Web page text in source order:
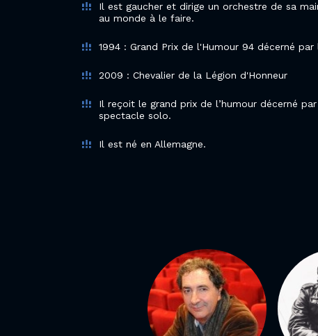
Il est gaucher et dirige un orchestre de sa
au monde à le faire.
1994 : Grand Prix de l'Humour 94 décerné par
2009 : Chevalier de la Légion d'Honneur
Il reçoit le grand prix de l’humour décerné
spectacle solo.
Il est né en Allemagne.